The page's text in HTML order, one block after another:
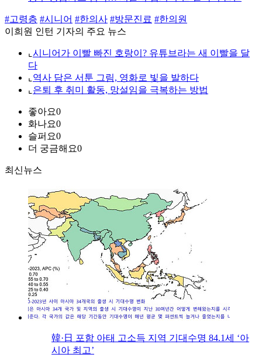
#고령층 #시니어 #한의사 #방문진료 #한의원
이희원 인턴 기자의 주요 뉴스
⌞ 시니어가 이빨 빠진 호랑이? 유튜브라는 새 이빨을 달
다
⌞ 역사 담은 서툰 그림, 영화로 빛을 발하다
⌞ 은퇴 후 취미 활동, 망설임을 극복하는 방법
좋아요0
화나요0
슬퍼요0
더 궁금해요0
최신뉴스
韓·日 포함 아태 고소득 지역 기대수명 84.1세 ‘아
시아 최고’